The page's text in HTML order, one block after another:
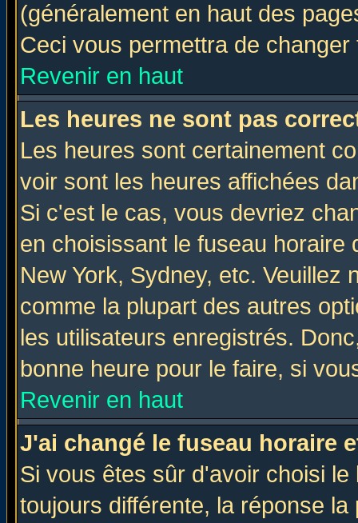
(généralement en haut des
Ceci vous permettra de
Revenir en haut
Les heures ne sont pas
Les heures sont certainement
voir sont les heures affichées
Si c'est le cas, vous devriez
en choisissant le fuseau
New York, Sydney, etc. Veuillez
comme la plupart des autres
les utilisateurs enregistrés.
bonne heure pour le faire, si
Revenir en haut
J'ai changé le fuseau horaire
Si vous êtes sûr d'avoir choisi
toujours différente, la réponse